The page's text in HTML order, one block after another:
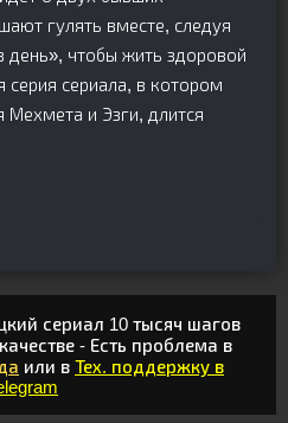
гулять вместе, следуя
день», чтобы жить здоровой
сериала, в котором
Мехмета и Эзги, длится
сериал 10 тысяч шагов
- Есть проблема в
или в Тех. поддержку в